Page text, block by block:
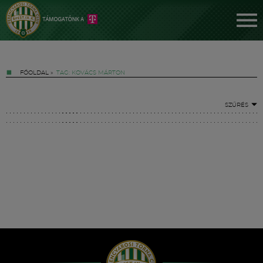
FŐOLDAL » TAG: KOVÁCS MÁRTON
SZŰRÉS
Hírek